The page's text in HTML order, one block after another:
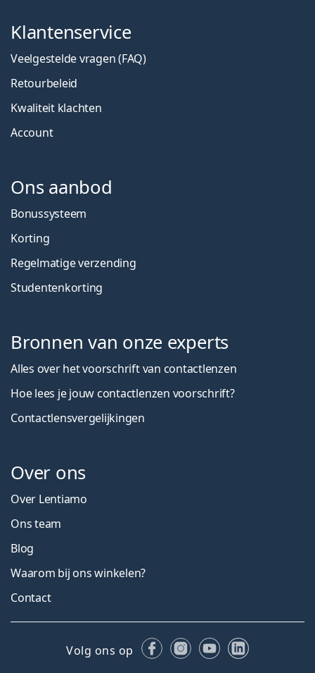
Klantenservice
Veelgestelde vragen (FAQ)
Retourbeleid
Kwaliteit klachten
Account
Ons aanbod
Bonussysteem
Korting
Regelmatige verzending
Studentenkorting
Bronnen van onze experts
Alles over het voorschrift van contactlenzen
Hoe lees je jouw contactlenzen voorschrift?
Contactlensvergelijkingen
Over ons
Over Lentiamo
Ons team
Blog
Waarom bij ons winkelen?
Contact
Volg ons op FacebookInstagram
YouTubeLinkedIn